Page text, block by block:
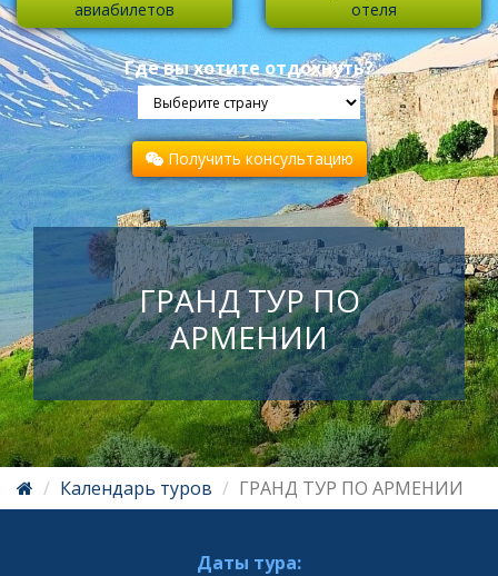
авиабилетов
отеля
Где вы хотите отдохнуть?
Получить консультацию
ГРАНД ТУР ПО
АРМЕНИИ
Календарь туров ГРАНД ТУР ПО АРМЕНИИ
Даты тура: